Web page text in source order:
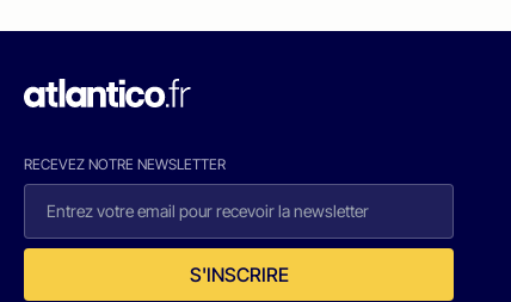
RECEVEZ NOTRE NEWSLETTER
S'INSCRIRE